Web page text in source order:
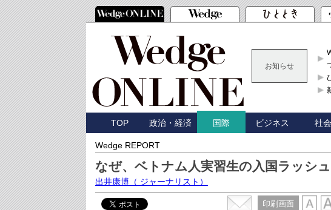
お知らせ
TOP 政治・経済 国際 ビジネス 社会
Wedge REPORT
なぜ、ベトナム人実習生の入国ラッシ
出井康博 （ ジャーナリスト）
印刷画面